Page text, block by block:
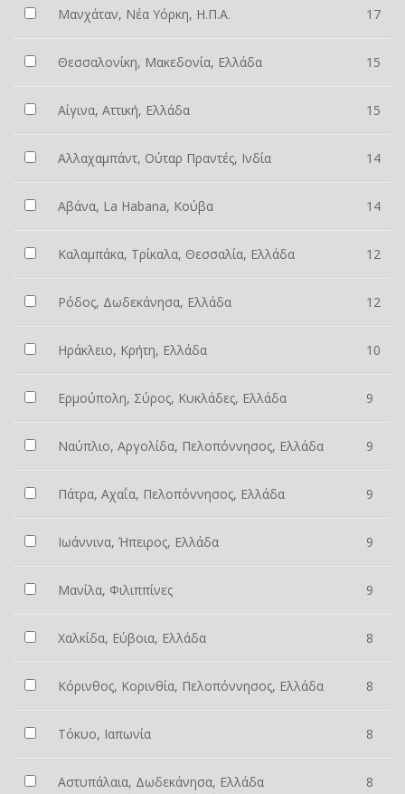
Μανχάταν, Νέα Υόρκη, Η.Π.Α. 17
Θεσσαλονίκη, Μακεδονία, Ελλάδα 15
Αίγινα, Αττική, Ελλάδα 15
Αλλαχαμπάντ, Ούταρ Πραντές, Ινδία 14
Αβάνα, La Habana, Κούβα 14
Καλαμπάκα, Τρίκαλα, Θεσσαλία, Ελλάδα 12
Ρόδος, Δωδεκάνησα, Ελλάδα 12
Ηράκλειο, Κρήτη, Ελλάδα 10
Ερμούπολη, Σύρος, Κυκλάδες, Ελλάδα 9
Ναύπλιο, Αργολίδα, Πελοπόννησος, Ελλάδα 9
Πάτρα, Αχαΐα, Πελοπόννησος, Ελλάδα 9
Ιωάννινα, Ήπειρος, Ελλάδα 9
Μανίλα, Φιλιππίνες 9
Χαλκίδα, Εύβοια, Ελλάδα 8
Κόρινθος, Κορινθία, Πελοπόννησος, Ελλάδα 8
Τόκυο, Ιαπωνία 8
Αστυπάλαια, Δωδεκάνησα, Ελλάδα 8